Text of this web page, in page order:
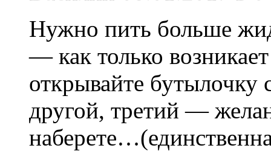
Нужно пить больше
— как только
открывайте бутылочку
другой, третий —